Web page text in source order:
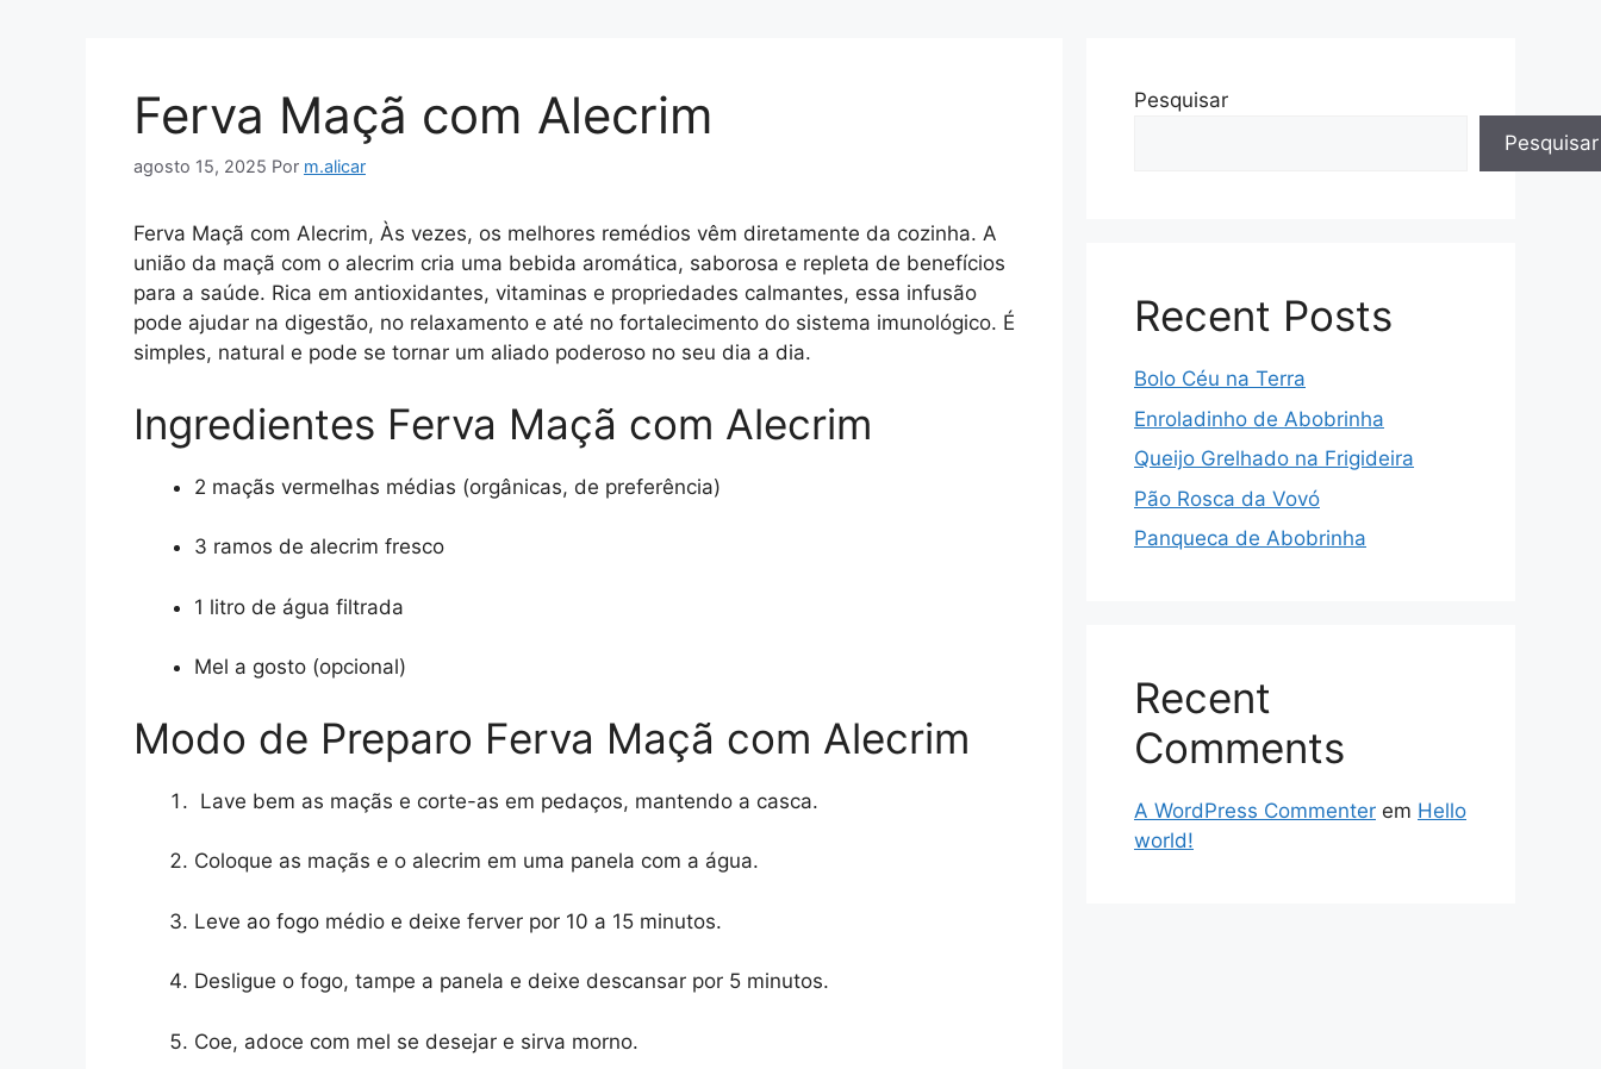
Ferva Maçã com Alecrim
agosto 15, 2025 Por m.alicar
Ferva Maçã com Alecrim, Às vezes, os melhores remédios vêm diretamente da cozinha. A
união da maçã com o alecrim cria uma bebida aromática, saborosa e repleta de benefícios
para a saúde. Rica em antioxidantes, vitaminas e propriedades calmantes, essa infusão
pode ajudar na digestão, no relaxamento e até no fortalecimento do sistema imunológico. É
simples, natural e pode se tornar um aliado poderoso no seu dia a dia.
Ingredientes Ferva Maçã com Alecrim
2 maçãs vermelhas médias (orgânicas, de preferência)
3 ramos de alecrim fresco
1 litro de água filtrada
Mel a gosto (opcional)
Modo de Preparo Ferva Maçã com Alecrim
Lave bem as maçãs e corte-as em pedaços, mantendo a casca.
Coloque as maçãs e o alecrim em uma panela com a água.
Leve ao fogo médio e deixe ferver por 10 a 15 minutos.
Desligue o fogo, tampe a panela e deixe descansar por 5 minutos.
Coe, adoce com mel se desejar e sirva morno.
Pesquisar
Pesquisar
Recent Posts
Bolo Céu na Terra
Enroladinho de Abobrinha
Queijo Grelhado na Frigideira
Pão Rosca da Vovó
Panqueca de Abobrinha
Recent
Comments
A WordPress Commenter em Hello
world!